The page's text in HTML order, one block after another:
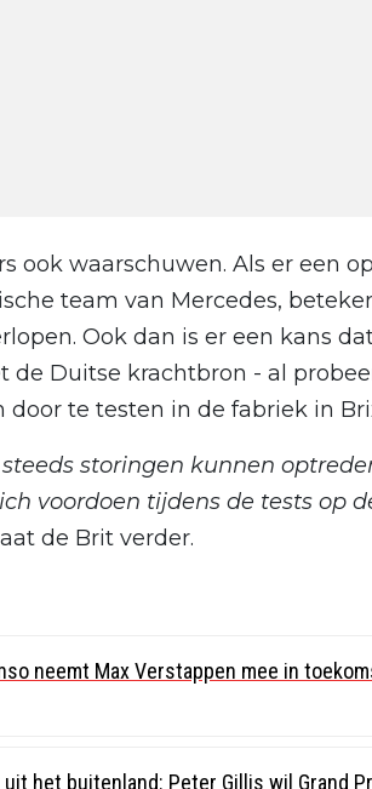
ook waarschuwen. Als er een
team van Mercedes,
Ook dan is er een kans
Duitse krachtbron - al
te testen in de fabriek in
storingen kunnen
voordoen tijdens de tests op
de Brit verder.
neemt Max Verstappen mee in
het buitenland: Peter Gillis wil Grand